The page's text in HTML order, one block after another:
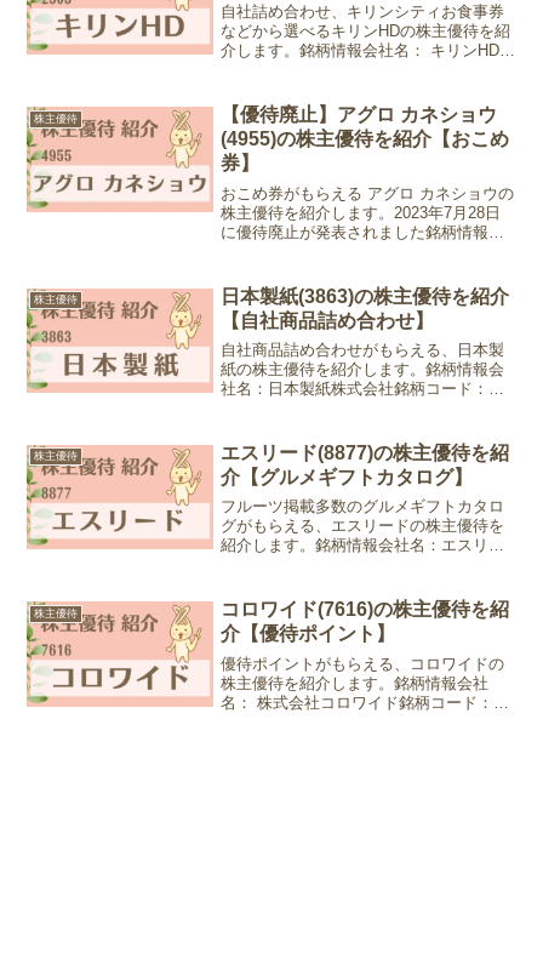
自社詰め合わせ、キリンシティお食事券
などから選べるキリンHDの株主優待を紹
介します。銘柄情報会社名： キリンHD株
情報権利確定月：12月末日優待内...
株主優待
【優待廃止】アグロ カネショウ
(4955)の株主優待を紹介【おこめ
券】
おこめ券がもらえる アグロ カネショウの
株主優待を紹介します。2023年7月28日
に優待廃止が発表されました銘柄情報会
(2024年1月29日現在)優待情報権...
株主優待
日本製紙(3863)の株主優待を紹介
【自社商品詰め合わせ】
自社商品詰め合わせがもらえる、日本製
紙の株主優待を紹介します。銘柄情報会
社名：日本製紙株式会社銘柄コード：
末日優待内容：自社製品詰め合わせ(ティ
ッシュ...
株主優待
エスリード(8877)の株主優待を紹
介【グルメギフトカタログ】
フルーツ掲載多数のグルメギフトカタロ
グがもらえる、エスリードの株主優待を
紹介します。銘柄情報会社名：エスリー
待情報権利確定月：3月末日優待内容：グ
ル...
株主優待
コロワイド(7616)の株主優待を紹
介【優待ポイント】
優待ポイントがもらえる、コロワイドの
株主優待を紹介します。銘柄情報会社
名： 株式会社コロワイド銘柄コード：